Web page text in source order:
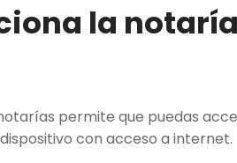
la
permite que puedas
con acceso a internet.